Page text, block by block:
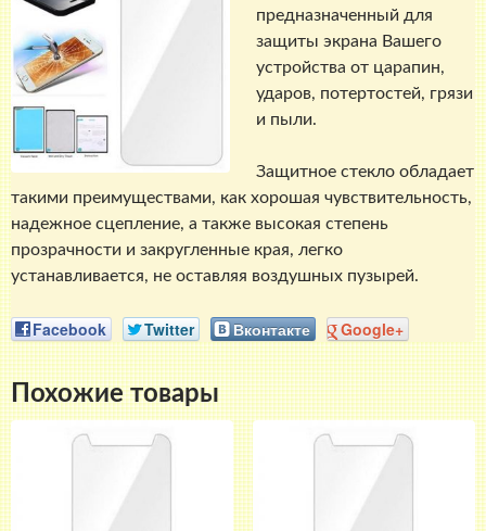
предназначенный для
защиты экрана Вашего
устройства от царапин,
ударов, потертостей, грязи
и пыли.
Защитное стекло обладает
такими преимуществами, как хорошая чувствительность,
надежное сцепление, а также высокая степень
прозрачности и закругленные края, легко
устанавливается, не оставляя воздушных пузырей.
Facebook Twitter Вконтакте Google+
Похожие товары